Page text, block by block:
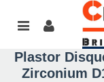
Plastor
Zirconium